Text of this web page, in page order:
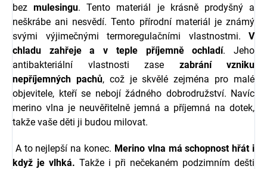
bezmulesingu. Tento materiál je krásně prodyšný a
neškrábe ani nesvědí. Tento přírodní materiál je známý
svými výjimečnými termoregulačními vlastnostmi. V
chladu zahřeje a v teple příjemně ochladí. Jeho
antibakteriální vlastnosti zase zabrání vzniku
nepříjemných pachů, což je skvělé zejména pro malé
objevitele, kteří se nebojí žádného dobrodružství. Navíc
merino vlna je neuvěřitelně jemná a příjemná na dotek,
takže vaše děti ji budou milovat.
A to nejlepší na konec. Merino vlna má schopnost hřát i
když je vlhká. Takže i při nečekaném podzimním dešti